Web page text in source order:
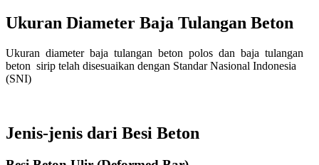
Ukuran Diameter Baja Tulangan Beton
Ukuran diameter baja tulangan beton polos dan baja tulangan
beton sirip telah disesuaikan dengan Standar Nasional Indonesia
(SNI)
Jenis-jenis dari Besi Beton